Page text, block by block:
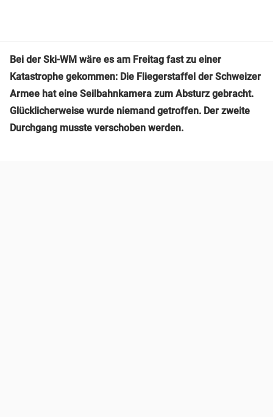
Bei der Ski-WM wäre es am Freitag fast zu einer
Katastrophe gekommen: Die Fliegerstaffel der Schweizer
Armee hat eine Seilbahnkamera zum Absturz gebracht.
Glücklicherweise wurde niemand getroffen. Der zweite
Durchgang musste verschoben werden.